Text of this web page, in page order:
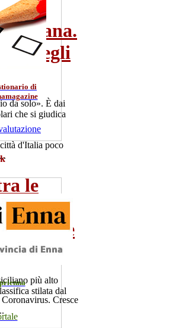
Gisana.
degli
da solo». È dai
che si giudica
le
più alto
stilata dal
di